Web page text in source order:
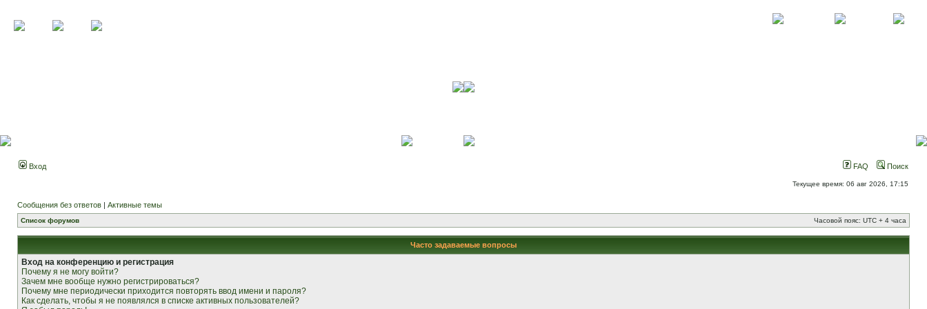
Вход FAQ Поиск
Текущее время: 06 авг 2026, 17:15
Сообщения без ответов | Активные темы
Список форумов Часовой пояс: UTC + 4 часа
Часто задаваемые вопросы
Вход на конференцию и регистрация
Почему я не могу войти?
Зачем мне вообще нужно регистрироваться?
Почему мне периодически приходится повторять ввод имени и пароля?
Как сделать, чтобы я не появлялся в списке активных пользователей?